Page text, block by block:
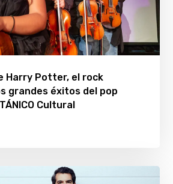
Harry Potter, el rock
grandes éxitos del pop
Cultural